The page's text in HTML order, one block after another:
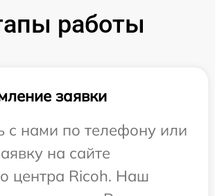
работы
заявки
с нами по телефону или
на сайте
центра Ricoh. Наш